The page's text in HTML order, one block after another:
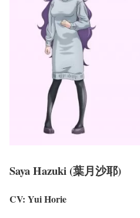
Saya Hazuki (葉月沙耶)
CV: Yui Horie